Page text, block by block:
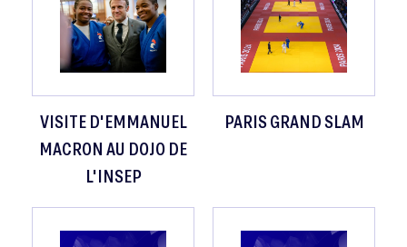
VISITE D'EMMANUEL
MACRON AU DOJO DE
L'INSEP
PARIS GRAND SLAM